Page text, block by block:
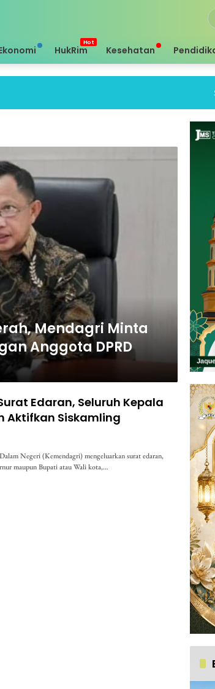
HukRim Kesehatan
Sei
Mendagri Minta
Anggota DPRD
Edaran, Seluruh Kepala
Aktifkan Siskamling
Negeri (Kemendagri) mengeluarkan surat edaran,
maupun Bupati atau Wali kota,…